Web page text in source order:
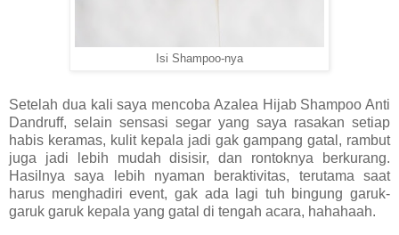
Isi Shampoo-nya
Setelah dua kali saya mencoba Azalea Hijab Shampoo Anti
Dandruff, selain sensasi segar yang saya rasakan setiap
habis keramas, kulit kepala jadi gak gampang gatal, rambut
juga jadi lebih mudah disisir, dan rontoknya berkurang.
Hasilnya saya lebih nyaman beraktivitas, terutama saat
harus menghadiri event, gak ada lagi tuh bingung garuk-
garuk garuk kepala yang gatal di tengah acara, hahahaah.